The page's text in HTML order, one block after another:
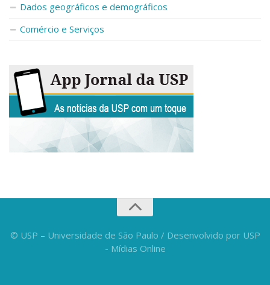
Informações para ingressantes
Fale Conosco
Ouvidoria do Campus
Urgências
Dados geográficos e demográficos
Comércio e Serviços
© USP – Universidade de São Paulo / Desenvolvido por USP
- Mídias Online